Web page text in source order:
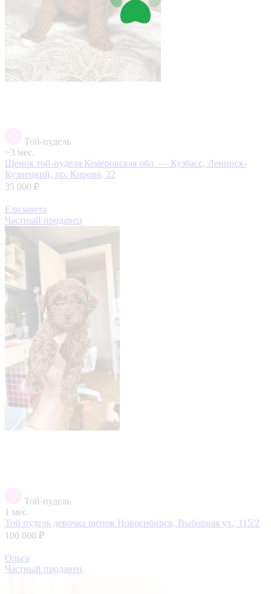
Той-пудель
~3 мес.
Щенок той-пуделя Кемеровская обл. — Кузбасс, Ленинск-
Кузнецкий, пр. Кирова, 22
35 000 ₽
Елизавета
Частный продавец
Той-пудель
1 мес.
Той пудель девочка щенок Новосибирск, Выборная ул., 115/2
100 000 ₽
Ольга
Частный продавец